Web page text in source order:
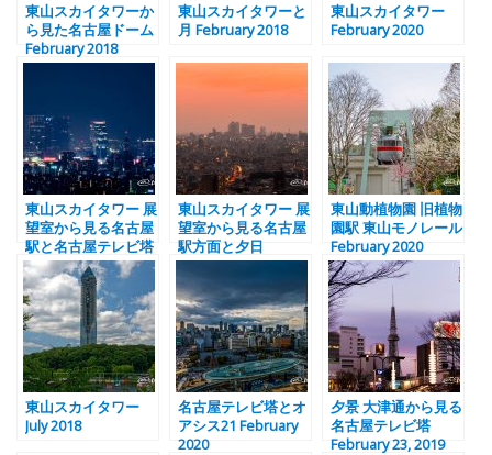
東山スカイタワーか
ら見た名古屋ドーム
February 2018
東山スカイタワーと
月 February 2018
東山スカイタワー
February 2020
東山スカイタワー 展
望室から見る名古屋
駅と名古屋テレビ塔
東山スカイタワー 展
望室から見る名古屋
駅方面と夕日
東山動植物園 旧植物
園駅 東山モノレール
February 2020
東山スカイタワー
July 2018
名古屋テレビ塔とオ
アシス21 February
2020
夕景 大津通から見る
名古屋テレビ塔
February 23, 2019